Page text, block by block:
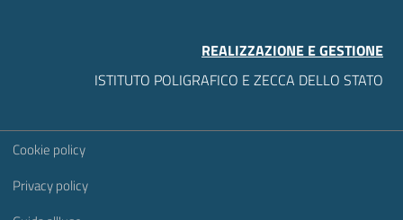
REALIZZAZIONE E GESTIONE
ISTITUTO POLIGRAFICO E ZECCA DELLO STATO
Sezione Link Utili
Cookie policy
Privacy policy